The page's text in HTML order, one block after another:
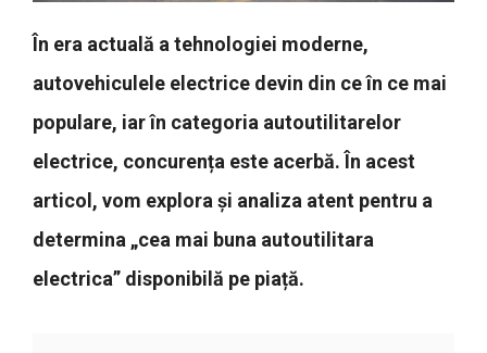
În era actuală a tehnologiei moderne,
autovehiculele electrice devin din ce în ce mai
populare, iar în categoria autoutilitarelor
electrice, concurența este acerbă. În acest
articol, vom explora și analiza atent pentru a
determina „cea mai buna autoutilitara
electrica” disponibilă pe piață.